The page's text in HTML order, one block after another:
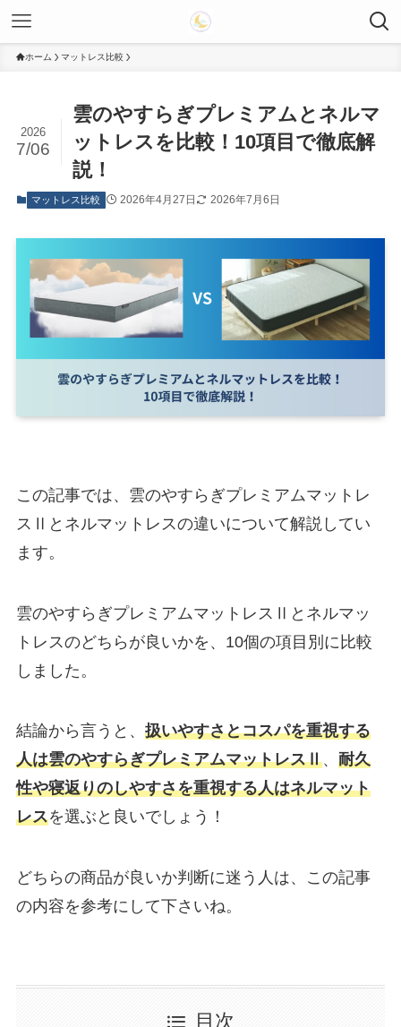
ホーム マットレス比較
雲のやすらぎプレミアムとネルマ
ットレスを比較！10項目で徹底解
説！
2026
7/06
マットレス比較 2026年4月27日 2026年7月6日
この記事では、雲のやすらぎプレミアムマットレ
スⅡとネルマットレスの違いについて解説してい
ます。
雲のやすらぎプレミアムマットレスⅡとネルマッ
トレスのどちらが良いかを、10個の項目別に比較
しました。
結論から言うと、 扱いやすさとコスパを重視する
人は雲のやすらぎプレミアムマットレスⅡ、 耐久
性や寝返りのしやすさを重視する人はネルマット
レスを選ぶと良いでしょう！
どちらの商品が良いか判断に迷う人は、この記事
の内容を参考にして下さいね。
目次